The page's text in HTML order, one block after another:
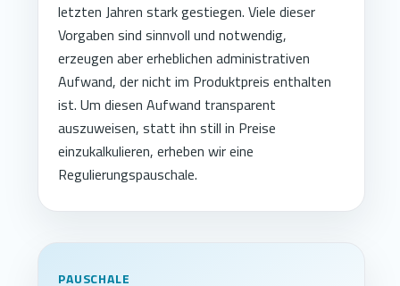
letzten Jahren stark gestiegen. Viele dieser
Vorgaben sind sinnvoll und notwendig,
erzeugen aber erheblichen administrativen
Aufwand, der nicht im Produktpreis enthalten
ist. Um diesen Aufwand transparent
auszuweisen, statt ihn still in Preise
einzukalkulieren, erheben wir eine
Regulierungspauschale.
PAUSCHALE